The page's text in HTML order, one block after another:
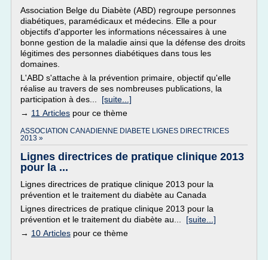
Association Belge du Diabète (ABD) regroupe personnes
diabétiques, paramédicaux et médecins. Elle a pour
objectifs d'apporter les informations nécessaires à une
bonne gestion de la maladie ainsi que la défense des droits
légitimes des personnes diabétiques dans tous les
domaines.
L'ABD s'attache à la prévention primaire, objectif qu'elle
réalise au travers de ses nombreuses publications, la
participation à des... [suite...]
→ 11 Articles pour ce thème
ASSOCIATION CANADIENNE DIABETE LIGNES DIRECTRICES
2013 »
Lignes directrices de pratique clinique 2013
pour la ...
Lignes directrices de pratique clinique 2013 pour la
prévention et le traitement du diabète au Canada
Lignes directrices de pratique clinique 2013 pour la
prévention et le traitement du diabète au... [suite...]
→ 10 Articles pour ce thème